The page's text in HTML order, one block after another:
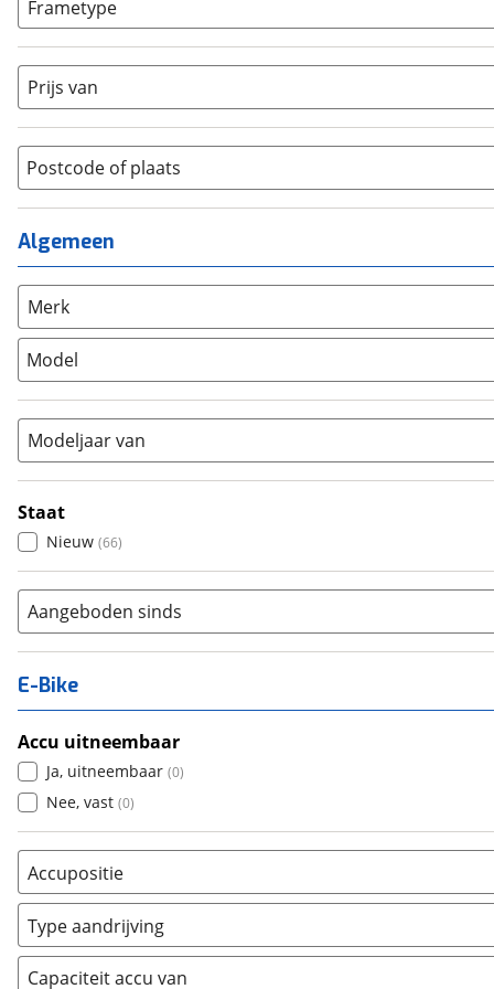
BMX / Freestyle fiets (0)
Cruiserfiets
Jeugdfiets (0)
Kinderfiets (0)
Ligfiets (0)
Mountainbike
Overig (0)
Racefiets
Stadsfiets (66)
Tandem
Vouwfiets (0)
Frametype
Dames (14)
Dames monotube
Heren (4)
Jongens
Lage instap (0)
Meisjes
Prijs van
Postcode of plaats
Algemeen
Merk
Model
Modeljaar van
Staat
Nieuw (66)
Aangeboden sinds
E-Bike
Accu uitneembaar
Ja, uitneembaar (0)
Nee, vast (0)
Accupositie
Bagagedrager (0)
Frame (0 )
Vloer (0
Type aandrijving
Achterwiel (44)
Capaciteit accu van